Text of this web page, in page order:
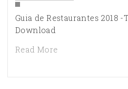
Guia de Restaurantes 2018 -
Download
Read More